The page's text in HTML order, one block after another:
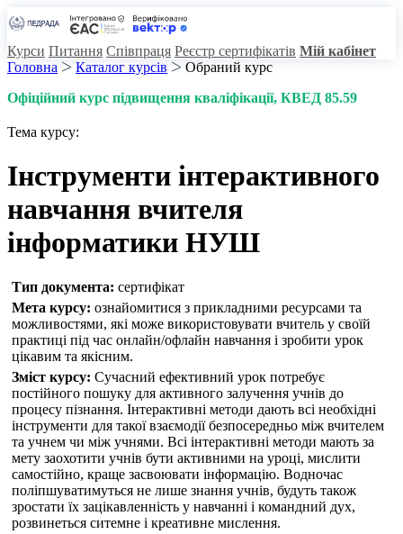
Курси Питання Співпраця Реєстр сертифікатів Мій кабінет
Головна
Каталог курсів
Обраний курс
Офіційний курс підвищення кваліфікації, КВЕД 85.59
Тема курсу:
Інструменти інтерактивного
навчання вчителя
інформатики НУШ
Тип документа: сертифікат
Мета курсу: ознайомитися з прикладними ресурсами та
можливостями, які може використовувати вчитель у своїй
практиці під час онлайн/офлайн навчання і зробити урок
цікавим та якісним.
Зміст курсу: Сучасний ефективний урок потребує
постійного пошуку для активного залучення учнів до
процесу пізнання. Інтерактивні методи дають всі необхідні
інструменти для такої взаємодії безпосередньо між вчителем
та учнем чи між учнями. Всі інтерактивні методи мають за
мету заохотити учнів бути активними на уроці, мислити
самостійно, краще засвоювати інформацію. Водночас
поліпшуватимуться не лише знання учнів, будуть також
зростати їх зацікавленність у навчанні і командний дух,
розвинеться ситемне і креативне мислення.